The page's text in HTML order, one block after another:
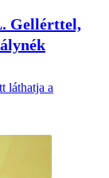
Gellérttel,
láthatja a